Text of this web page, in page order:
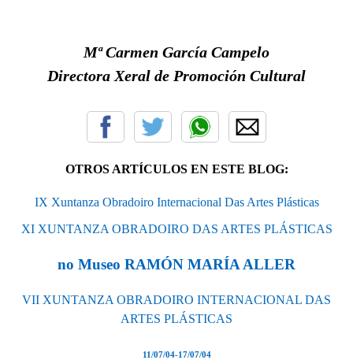
Mª Carmen García Campelo
Directora Xeral de Promoción Cultural
OTROS ARTÍCULOS EN ESTE BLOG:
IX Xuntanza Obradoiro Internacional Das Artes Plásticas
XI XUNTANZA OBRADOIRO DAS ARTES PLÁSTICAS
no Museo RAMÓN MARÍA ALLER
VII XUNTANZA OBRADOIRO INTERNACIONAL DAS
ARTES PLÁSTICAS
11/07/04-17/07/04